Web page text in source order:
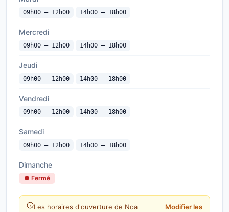
09h00 — 12h00 14h00 — 18h00
Mercredi
09h00 — 12h00 14h00 — 18h00
Jeudi
09h00 — 12h00 14h00 — 18h00
Vendredi
09h00 — 12h00 14h00 — 18h00
Samedi
09h00 — 12h00 14h00 — 18h00
Dimanche
● Fermé
Les horaires d'ouverture de Noa Modifier les